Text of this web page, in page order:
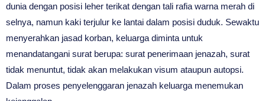
dunia dengan posisi leher terikat dengan tali rafia warna merah di
selnya, namun kaki terjulur ke lantai dalam posisi duduk. Sewaktu
menyerahkan jasad korban, keluarga diminta untuk
menandatangani surat berupa: surat penerimaan jenazah, surat
tidak menuntut, tidak akan melakukan visum ataupun autopsi.
Dalam proses penyelenggaran jenazah keluarga menemukan